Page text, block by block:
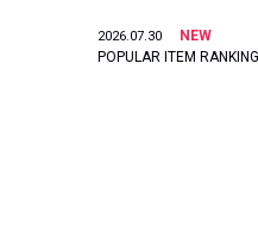
2026.07.30
NEW
POPULAR ITEM